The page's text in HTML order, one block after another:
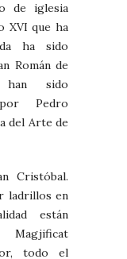
de iglesia
XVI que ha
ha sido
Román de
han sido
por Pedro
del Arte de
Cristóbal.
ladrillos en
están
todo el